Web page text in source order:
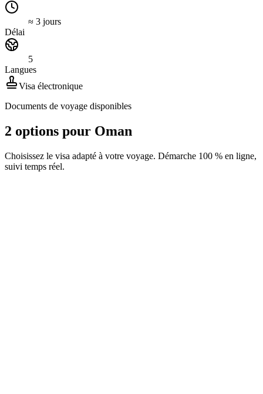
≈ 3 jours
Délai
5
Langues
Visa électronique
Documents de voyage disponibles
2 options pour Oman
Choisissez le visa adapté à votre voyage. Démarche 100 % en ligne,
suivi temps réel.